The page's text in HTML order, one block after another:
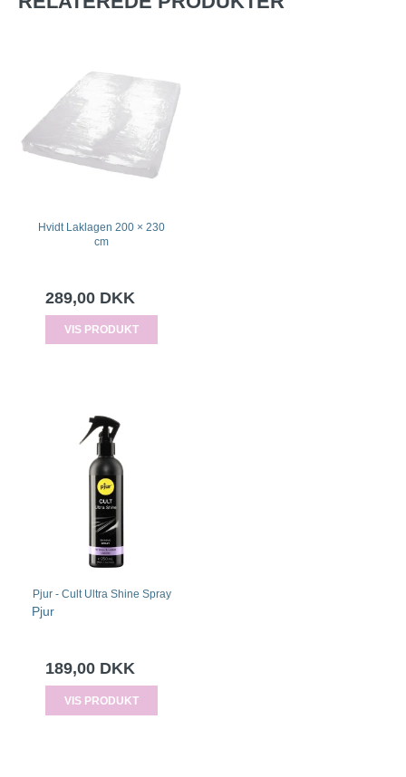
Hvidt Laklagen 200 × 230
cm
289,00 DKK
VIS PRODUKT
Pjur - Cult Ultra Shine Spray
Pjur
189,00 DKK
VIS PRODUKT